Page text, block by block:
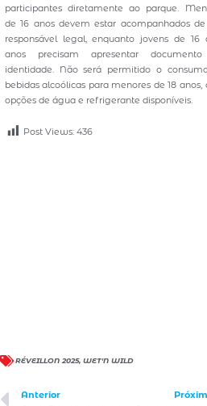
participantes diretamente ao parque.
de 16 anos devem estar acompanhados
responsável legal, enquanto jovens de 16
anos precisam apresentar
identidade. Não será permitido o
bebidas alcoólicas para menores de 18 anos,
opções de água e refrigerante disponíveis.
Post Views: 436
RÉVEILLON 2025, WET'N WILD
Anterior